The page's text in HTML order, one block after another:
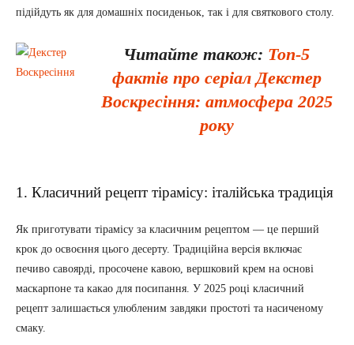
підійдуть як для домашніх посиденьок, так і для святкового столу.
Читайте також: Топ-5
фактів про серіал Декстер
Воскресіння: атмосфера 2025
року
1. Класичний рецепт тірамісу: італійська традиція
Як приготувати тірамісу за класичним рецептом — це перший
крок до освоєння цього десерту. Традиційна версія включає
печиво савоярді, просочене кавою, вершковий крем на основі
маскарпоне та какао для посипання. У 2025 році класичний
рецепт залишається улюбленим завдяки простоті та насиченому
смаку.